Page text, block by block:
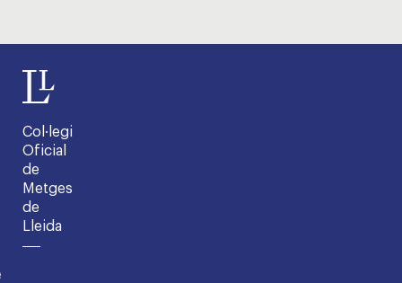
Col·legi
Oficial
de
Metges
de
Lleida